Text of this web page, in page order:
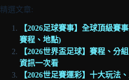
精選文章:
【2026足球賽事】全球頂級賽
賽程、地點)
【2026世界盃足球】賽程、分
資訊一次看
【2026世足賽運彩】十大玩法